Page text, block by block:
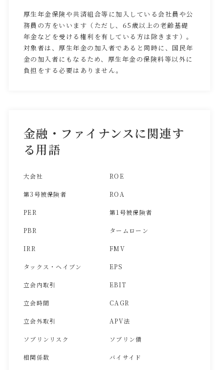
厚生年金保険や共済組合等に加入している会社員や公
務員の方をいいます（ただし、65歳以上の老齢基礎
年金などを受ける権利を有している方は除きます）。
対象者は、厚生年金の加入者であると同時に、国民年
金の加入者にもなるため、厚生年金の保険料等以外に
負担をする必要はありません。
金融・ファイナンスに関連す
る用語
大会社 ROE
第3号被保険者 ROA
PER 第1号被保険者
PBR タームローン
IRR FMV
タックス・ヘイブン EPS
立会内取引 EBIT
立会時間 CAGR
立会外取引 APV法
ソブリンリスク ソブリン債
相関係数 バイサイド